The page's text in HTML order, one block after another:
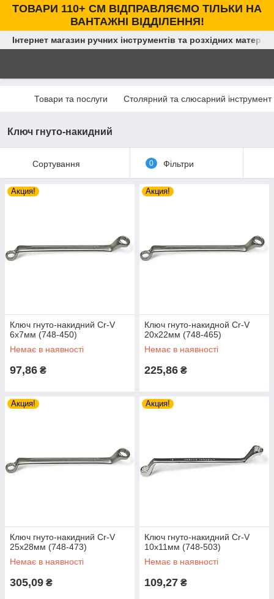
ТОВАРИ 110+ СМ ВІДПРАВЛЯЄМО ТІЛЬКИ НА
ВАНТАЖНІ ВІДДІЛЕННЯ!
Інтернет магазин ручних інструментів та розхідних
Товари та послуги Столярний та слюсарний інструмент
Ключ гнуто-накидний
Сортування 0 Фільтри
Акция!
Ключ гнуто-накидний Cr-V
6х7мм (748-450)
Немає в наявності
97,86 ₴
Акция!
Ключ гнуто-накидной Cr-V
20x22мм (748-465)
Немає в наявності
225,86 ₴
Акция!
Ключ гнуто-накидний Cr-V
25х28мм (748-473)
Немає в наявності
305,09 ₴
Акция!
Ключ гнуто-накидний Cr-V
10х11мм (748-503)
Немає в наявності
109,27 ₴